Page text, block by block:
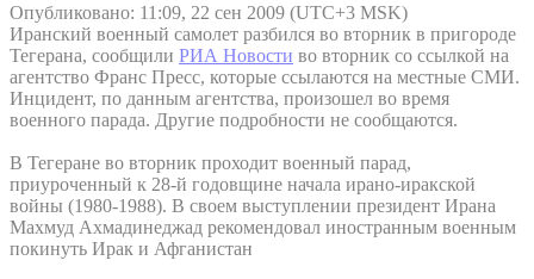
Опубликовано: 11:09, 22 сен 2009 (UTC+3 MSK)
Иранский военный самолет разбился во вторник в пригороде
Тегерана, сообщили РИА Новости во вторник со ссылкой на
агентство Франс Пресс, которые ссылаются на местные СМИ.
Инцидент, по данным агентства, произошел во время
военного парада. Другие подробности не сообщаются.
В Тегеране во вторник проходит военный парад,
приуроченный к 28-й годовщине начала ирано-иракской
войны (1980-1988). В своем выступлении президент Ирана
Махмуд Ахмадинеджад рекомендовал иностранным военным
покинуть Ирак и Афганистан